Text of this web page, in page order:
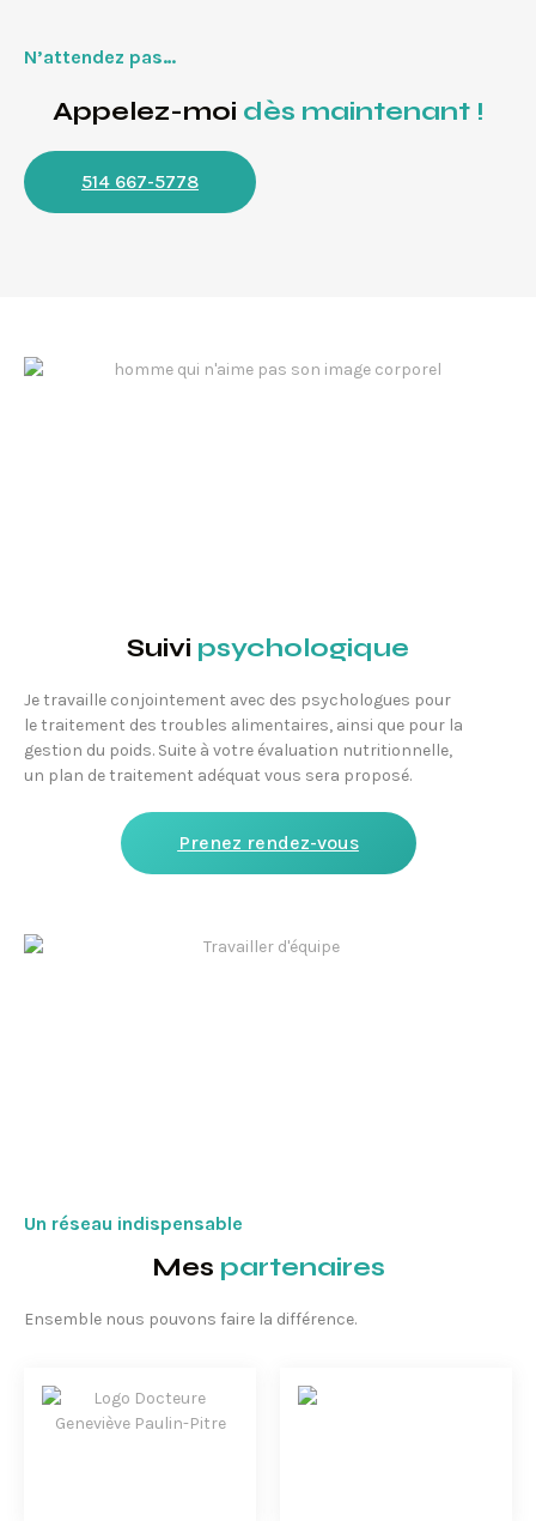
N’attendez pas…
Appelez-moi dès maintenant !
514 667-5778
Suivi psychologique
Je travaille conjointement avec des psychologues pour
le traitement des troubles alimentaires, ainsi que pour la
gestion du poids. Suite à votre évaluation nutritionnelle,
un plan de traitement adéquat vous sera proposé.
Prenez rendez-vous
Un réseau indispensable
Mes partenaires
Ensemble nous pouvons faire la différence.